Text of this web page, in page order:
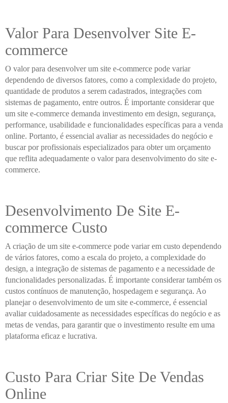
Valor Para Desenvolver Site E-
commerce
O valor para desenvolver um site e-commerce pode variar
dependendo de diversos fatores, como a complexidade do projeto,
quantidade de produtos a serem cadastrados, integrações com
sistemas de pagamento, entre outros. É importante considerar que
um site e-commerce demanda investimento em design, segurança,
performance, usabilidade e funcionalidades específicas para a venda
online. Portanto, é essencial avaliar as necessidades do negócio e
buscar por profissionais especializados para obter um orçamento
que reflita adequadamente o valor para desenvolvimento do site e-
commerce.
Desenvolvimento De Site E-
commerce Custo
A criação de um site e-commerce pode variar em custo dependendo
de vários fatores, como a escala do projeto, a complexidade do
design, a integração de sistemas de pagamento e a necessidade de
funcionalidades personalizadas. É importante considerar também os
custos contínuos de manutenção, hospedagem e segurança. Ao
planejar o desenvolvimento de um site e-commerce, é essencial
avaliar cuidadosamente as necessidades específicas do negócio e as
metas de vendas, para garantir que o investimento resulte em uma
plataforma eficaz e lucrativa.
Custo Para Criar Site De Vendas
Online